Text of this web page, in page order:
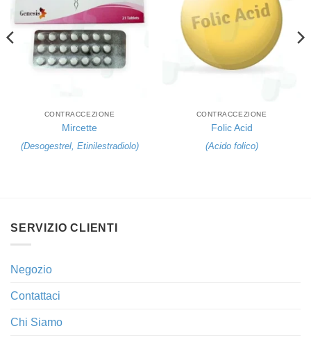
CONTRACCEZIONE
Mircette
(Desogestrel, Etinilestradiolo)
CONTRACCEZIONE
Folic Acid
(Acido folico)
SERVIZIO CLIENTI
Negozio
Contattaci
Chi Siamo